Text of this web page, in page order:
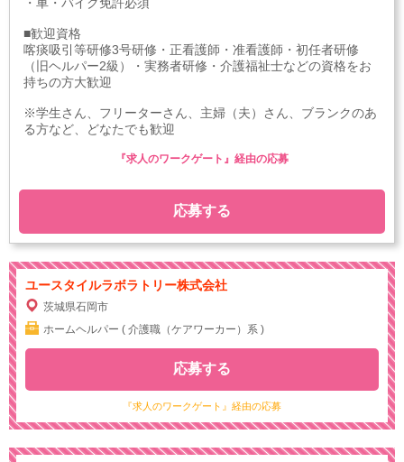
■歓迎資格
喀痰吸引等研修3号研修・正看護師・准看護師・初任者研修
（旧ヘルパー2級）・実務者研修・介護福祉士などの資格をお
持ちの方大歓迎
※学生さん、フリーターさん、主婦（夫）さん、ブランクのあ
る方など、どなたでも歓迎
応募する
『求人のワークゲート』経由の応募
ユースタイルラボラトリー株式会社
茨城県石岡市
ホームヘルパー ( 介護職（ケアワーカー）系 )
『求人のワークゲート』経由の応募
応募する